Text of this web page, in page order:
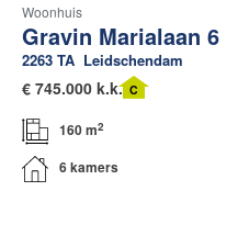
Woonhuis
Gravin Marialaan 6
2263 TA Leidschendam
€ 745.000 k.k. C
160 m2
6 kamers